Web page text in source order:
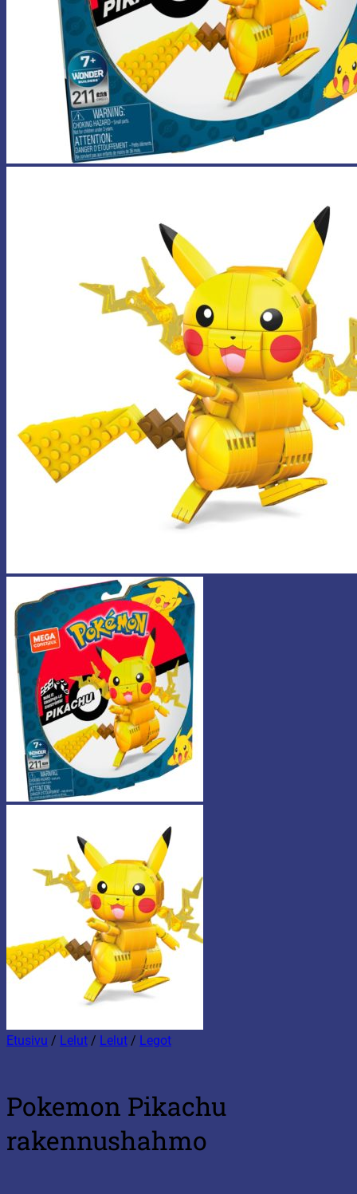
Etusivu / Lelut / Lelut / Legot
Pokemon Pikachu
rakennushahmo